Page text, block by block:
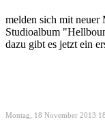
melden sich mit
Studioalbum
dazu gibt es jetzt ein
Montag, 18 November 2013